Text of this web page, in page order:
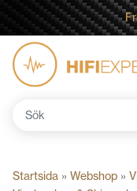
Sök
Startsida » Webshop »